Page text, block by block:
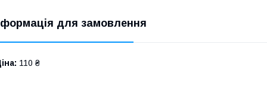
для замовлення
110 ₴